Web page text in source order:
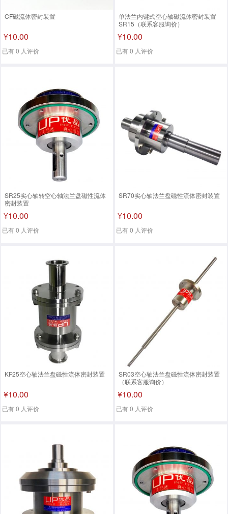
CF磁流体密封装置
¥10.00
已有 0 人评价
单法兰内键式空心轴磁流体密封装置
SR15（联系客服询价）
¥10.00
已有 0 人评价
SR25实心轴转空心轴法兰盘磁性流体
密封装置
¥10.00
已有 0 人评价
SR70实心轴法兰盘磁性流体密封装置
¥10.00
已有 0 人评价
KF25空心轴法兰盘磁性流体密封装置
¥10.00
已有 0 人评价
SR03空心轴法兰盘磁性流体密封装置
（联系客服询价）
¥10.00
已有 0 人评价